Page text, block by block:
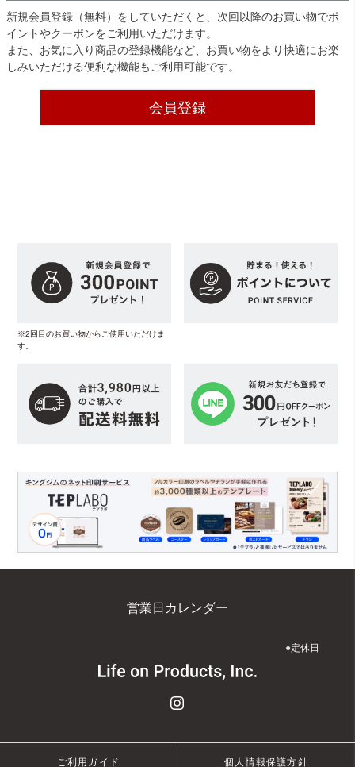
新規会員登録（無料）をしていただくと、次回以降のお買い物でポ
イントやクーポンをご利用いただけます。
また、お気に入り商品の登録機能など、お買い物をより快適にお楽
しみいただける便利な機能もご利用可能です。
会員登録
※2回目のお買い物からご使用いただけま
す。
営業日カレンダー
●定休日
ご利用ガイド 個人情報保護方針